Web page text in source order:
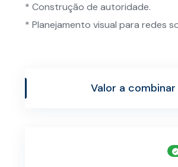
* Construção de autoridade.
* Planejamento visual para redes
Valor a combinar